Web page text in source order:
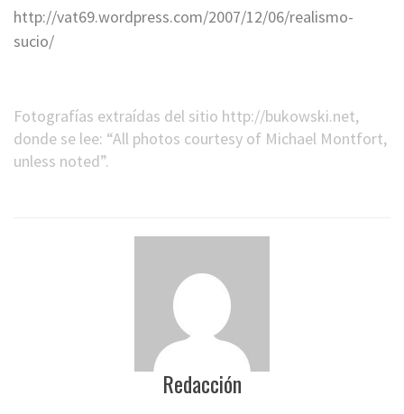
http://vat69.wordpress.com/2007/12/06/realismo-
sucio/
Fotografías extraídas del sitio http://bukowski.net,
donde se lee: “All photos courtesy of Michael Montfort,
unless noted”.
Redacción